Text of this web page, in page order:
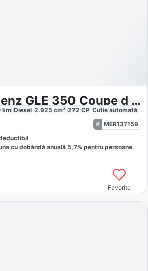
Mercedes-Benz GLE 350 Coupe d 4Matic AMG
km Diesel 2.925 cm³ 272 CP Cutie automată
MER137159
cu dobăndă anuală 5,7% pentru persoane
Favorite